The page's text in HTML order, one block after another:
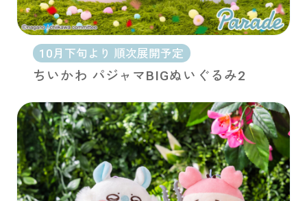
10月下旬より 順次展開予定
ちいかわ パジャマBIGぬいぐるみ2